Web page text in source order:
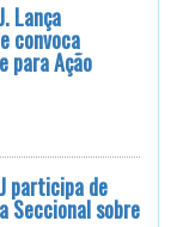
Lança
convoca
para Ação
participa de
Seccional sobre